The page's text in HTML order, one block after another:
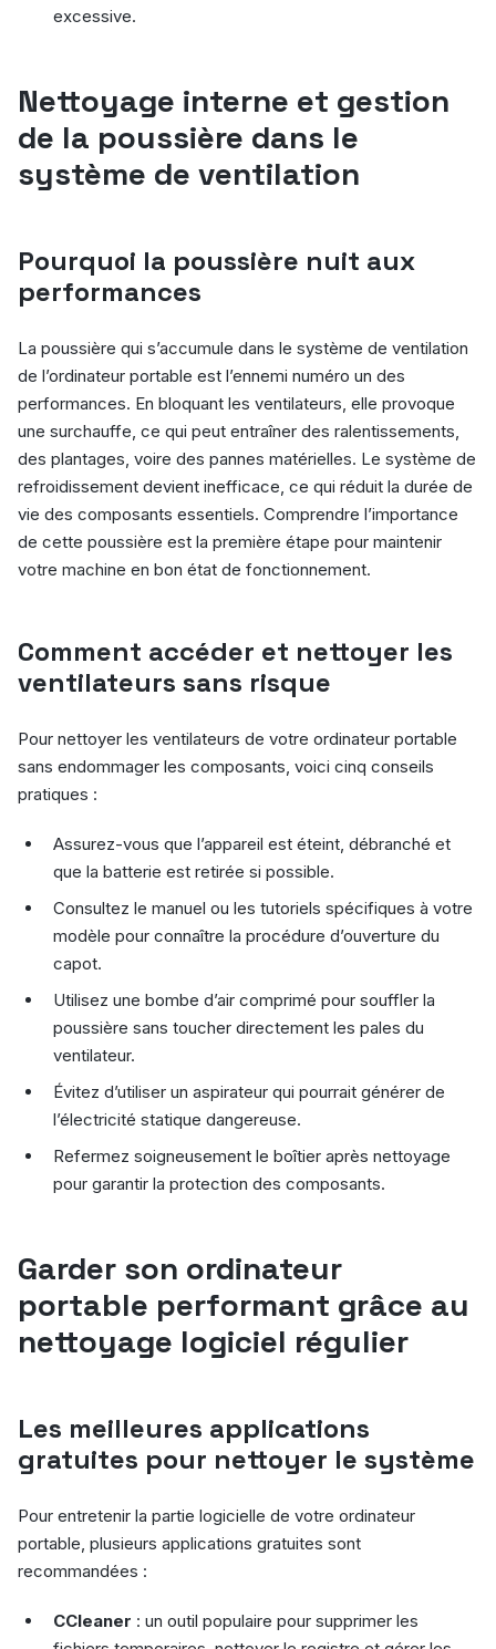
excessive.
Nettoyage interne et gestion
de la poussière dans le
système de ventilation
Pourquoi la poussière nuit aux
performances
La poussière qui s’accumule dans le système de ventilation
de l’ordinateur portable est l’ennemi numéro un des
performances. En bloquant les ventilateurs, elle provoque
une surchauffe, ce qui peut entraîner des ralentissements,
des plantages, voire des pannes matérielles. Le système de
refroidissement devient inefficace, ce qui réduit la durée de
vie des composants essentiels. Comprendre l’importance
de cette poussière est la première étape pour maintenir
votre machine en bon état de fonctionnement.
Comment accéder et nettoyer les
ventilateurs sans risque
Pour nettoyer les ventilateurs de votre ordinateur portable
sans endommager les composants, voici cinq conseils
pratiques :
Assurez-vous que l’appareil est éteint, débranché et
que la batterie est retirée si possible.
Consultez le manuel ou les tutoriels spécifiques à votre
modèle pour connaître la procédure d’ouverture du
capot.
Utilisez une bombe d’air comprimé pour souffler la
poussière sans toucher directement les pales du
ventilateur.
Évitez d’utiliser un aspirateur qui pourrait générer de
l’électricité statique dangereuse.
Refermez soigneusement le boîtier après nettoyage
pour garantir la protection des composants.
Garder son ordinateur
portable performant grâce au
nettoyage logiciel régulier
Les meilleures applications
gratuites pour nettoyer le système
Pour entretenir la partie logicielle de votre ordinateur
portable, plusieurs applications gratuites sont
recommandées :
CCleaner : un outil populaire pour supprimer les